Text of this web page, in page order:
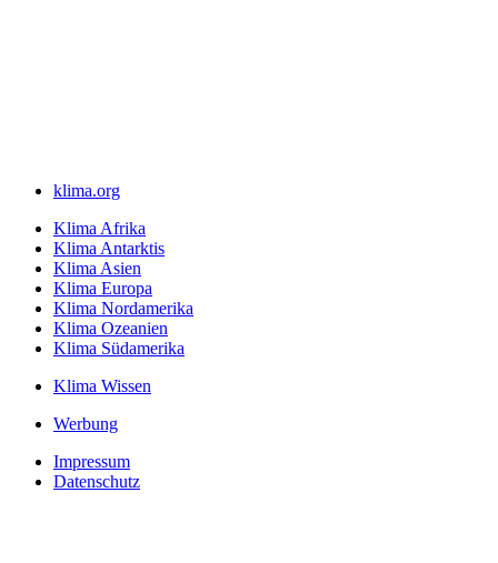
klima.org
Klima Afrika
Klima Antarktis
Klima Asien
Klima Europa
Klima Nordamerika
Klima Ozeanien
Klima Südamerika
Klima Wissen
Werbung
Impressum
Datenschutz